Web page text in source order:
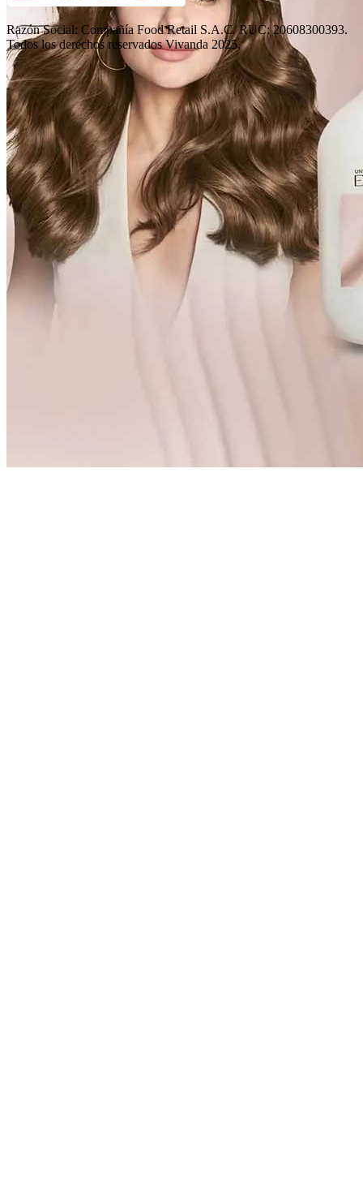
Razón Social: Compañía Food Retail S.A.C. RUC: 20608300393.
Todos los derechos reservados Vivanda 2025.